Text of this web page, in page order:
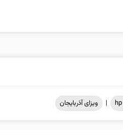
| ویزای آذربایجان